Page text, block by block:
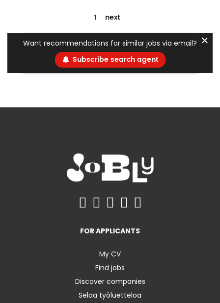
1 next
Want recommendations for similar jobs via email?
Subscribe search agent
✕
FOR APPLICANTS
My CV
Find jobs
Discover companies
Selaa työluetteloa